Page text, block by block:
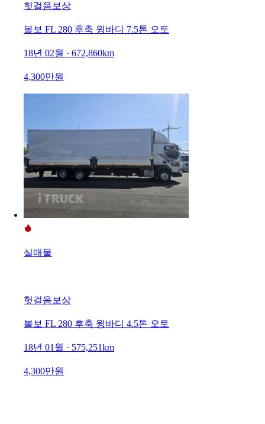
헛걸음보상
볼보 FL 280 후축 윙바디 7.5톤 오토
18년 02월 · 672,860km
4,300만원
실매물
헛걸음보상
볼보 FL 280 후축 윙바디 4.5톤 오토
18년 01월 · 575,251km
4,300만원